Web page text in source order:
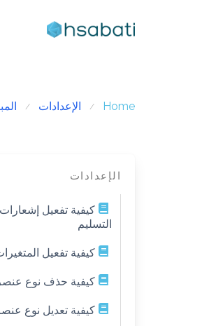
Home الإعدادات
الإعدادات
كيفية تفعيل
التسليم
كيفية تفعيل
كيفية حذف نوع
كيفية تعديل نوع